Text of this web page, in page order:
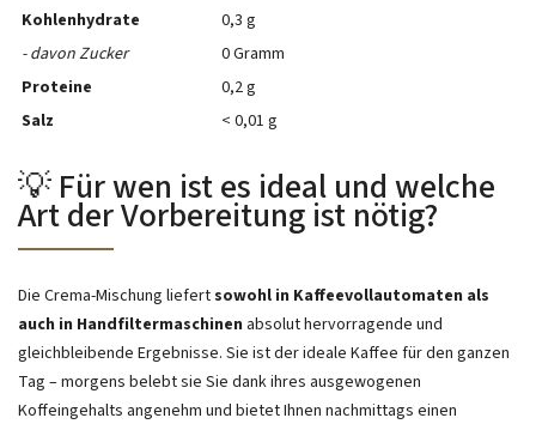
Kohlenhydrate
0,3 g
- davon Zucker
0 Gramm
Proteine
0,2 g
Salz
< 0,01 g
💡 Für wen ist es ideal und welche
Art der Vorbereitung ist nötig?
Die Crema-Mischung liefertsowohl in Kaffeevollautomaten als
auch in Handfiltermaschinen absolut hervorragende und
gleichbleibende Ergebnisse. Sie ist der ideale Kaffee für den ganzen
Tag – morgens belebt sie Sie dank ihres ausgewogenen
Koffeingehalts angenehm und bietet Ihnen nachmittags einen